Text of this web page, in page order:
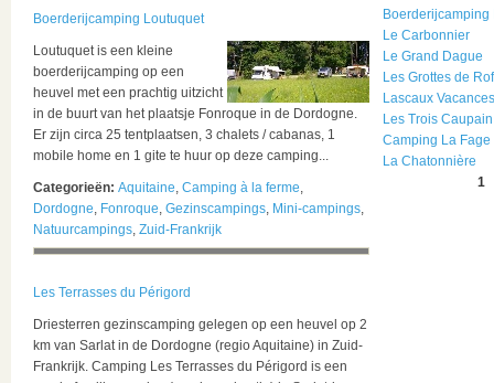
Boerderijcamping Loutuquet
Loutuquet is een kleine
boerderijcamping op een
heuvel met een prachtig uitzicht
in de buurt van het plaatsje Fonroque in de Dordogne.
Er zijn circa 25 tentplaatsen, 3 chalets / cabanas, 1
mobile home en 1 gite te huur op deze camping...
Categorieën: Aquitaine, Camping à la ferme,
Dordogne, Fonroque, Gezinscampings, Mini-campings,
Natuurcampings, Zuid-Frankrijk
Les Terrasses du Périgord
Driesterren gezinscamping gelegen op een heuvel op 2
km van Sarlat in de Dordogne (regio Aquitaine) in Zuid-
Frankrijk. Camping Les Terrasses du Périgord is een
Boerderijcamping
Le Carbonnier
Le Grand Dague
Les Grottes de
Lascaux Vacances
Les Trois Caupain
Camping La Fage
La Chatonnière
1